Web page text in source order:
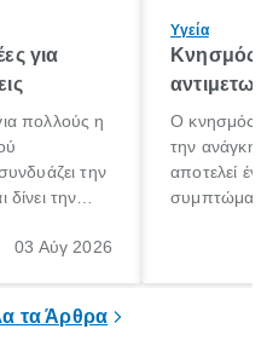
για
πολλούς η
την
την
μέρες
03 Αύγ 2026
Υγεία
Κνησμός:
Ο κνησμός
την ανάγκη
αποτελεί
τα Άρθρα